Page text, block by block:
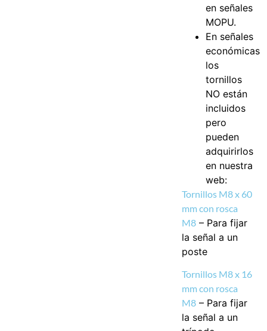
en señales
MOPU.
En señales
económicas
los
tornillos
NO están
incluidos
pero
pueden
adquirirlos
en nuestra
web:
Tornillos M8 x 60
mm con rosca
M8 – Para fijar
la señal a un
poste
Tornillos M8 x 16
mm con rosca
M8 – Para fijar
la señal a un